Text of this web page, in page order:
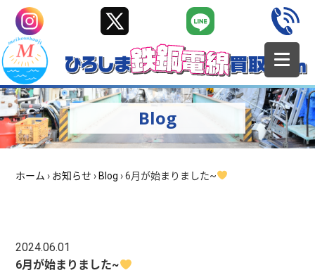
Blog
ホーム › お知らせ › Blog ›6月が始まりました~
2024.06.01
6月が始まりました~